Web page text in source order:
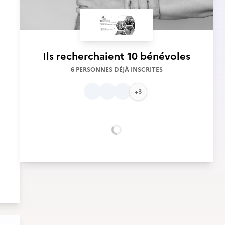
Ils recherchaient 10 bénévoles
6 PERSONNES DÉJÀ INSCRITES
+3
Chargement...